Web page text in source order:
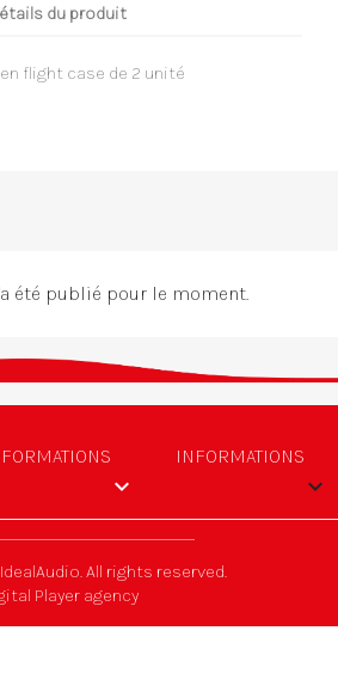
du produit
en flight case de 2 unité
été publié pour le moment.

INFORMATIONS
keyboard_arrow_down
All rights reserved.
Player agency